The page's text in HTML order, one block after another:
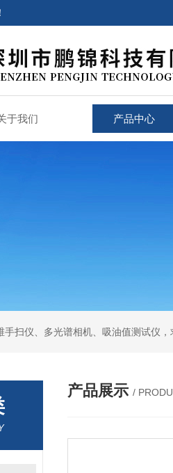
于我们 产品中心
扫仪、多光谱相机、吸油值测试仪
产品展示 /